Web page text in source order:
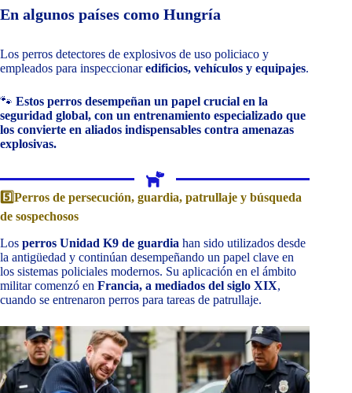
En algunos países como Hungría
Los perros detectores de explosivos de uso policiaco y
empleados para inspeccionaredificios, vehículos y equipajes.
🐾 Estos perros desempeñan un papel crucial en la
seguridad global, con un entrenamiento especializado que
los convierte en aliados indispensables contra amenazas
explosivas.
5️⃣Perros de persecución, guardia, patrullaje y búsqueda
de sospechosos
Los perros Unidad K9 de guardia han sido utilizados desde
la antigüedad y continúan desempeñando un papel clave en
los sistemas policiales modernos. Su aplicación en el ámbito
militar comenzó en Francia, a mediados del siglo XIX,
cuando se entrenaron perros para tareas de patrullaje.